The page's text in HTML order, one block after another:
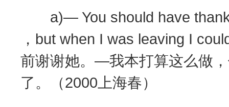
a)— You should have
，but when I was leaving I
前谢谢她。—我本打算这么做
了。（2000上海春）